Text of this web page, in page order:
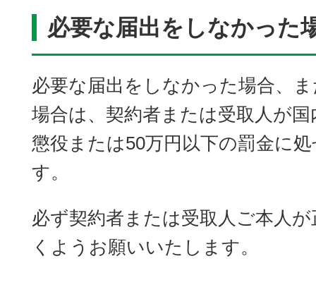
必要な届出をしなかった
必要な届出をしなかった場合、
場合は、契約者または受取人が
懲役または50万円以下の罰金に
す。
必ず契約者または受取人ご本人
くようお願いいたします。